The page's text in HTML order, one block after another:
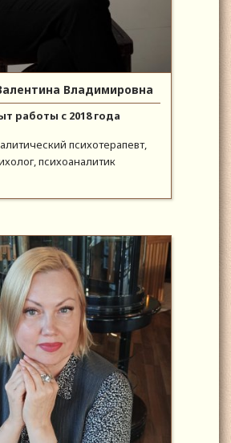
Владимировна
работы с 2018 года
психотерапевт,
психоаналитик